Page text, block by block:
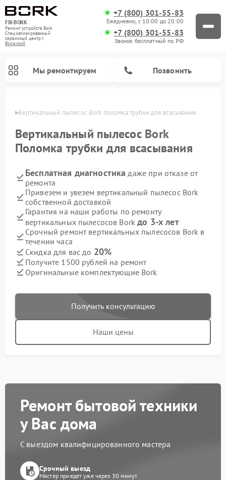
FIX-BORK
Ремонт устройств Bork
Специализированный
cервисный центр г.
Волжский
+7 (800) 301-55-83
Ежедневно, с 10:00 до 20:00
+7 (800) 301-55-83
Звонок бесплатный по РФ
Мы ремонтируем Позвонить
Вертикальный пылесос Bork поломка трубки для всасывания
Вертикальный пылесос Bork
Поломка трубки для всасывания
Бесплатная диагностика даже при отказе от
ремонта
Привезем и увезем вертикальный пылесос Bork
собственной доставкой
Гарантия на наши работы по ремонту
вертикальных пылесосов Borkдо 3-х лет
Срочный ремонт вертикальных пылесосов Bork в
течении часа
Скидка для вас до 20%
Получите 1500 рублей на ремонт
Оригинальные комплектующие Bork
Получить консультацию
Наши цены
Ремонт бытовой техники
у Вас дома
С выездом квалифицированного мастера
Срочный выезд
Мастер приедет уже через 30 минут